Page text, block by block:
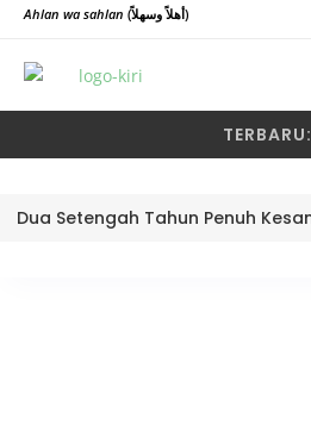
Ahlan wa sahlan (أهلاً وسهلاً)
TERBARU: